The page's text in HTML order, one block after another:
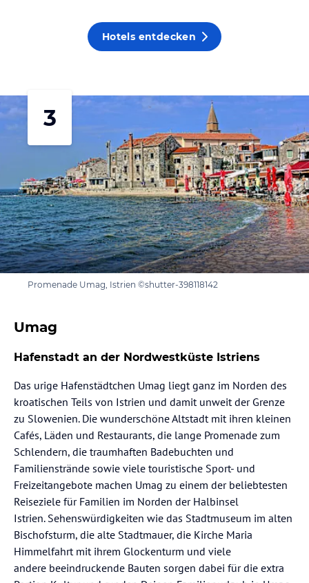
Hotels entdecken
3
Promenade Umag, Istrien ©shutter-398118142
Umag
Hafenstadt an der Nordwestküste Istriens
Das urige Hafenstädtchen Umag liegt ganz im Norden des
kroatischen Teils von Istrien und damit unweit der Grenze
zu Slowenien. Die wunderschöne Altstadt mit ihren kleinen
Cafés, Läden und Restaurants, die lange Promenade zum
Schlendern, die traumhaften Badebuchten und
Familienstrände sowie viele touristische Sport- und
Freizeitangebote machen Umag zu einem der beliebtesten
Reiseziele für Familien im Norden der Halbinsel
Istrien. Sehenswürdigkeiten wie das Stadtmuseum im alten
Bischofsturm, die alte Stadtmauer, die Kirche Maria
Himmelfahrt mit ihrem Glockenturm und viele
andere beeindruckende Bauten sorgen dabei für die extra